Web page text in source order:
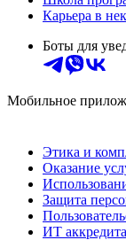
Карьера в
Боты для
Мобильное
Этика и
Оказание
Защита
ИТ